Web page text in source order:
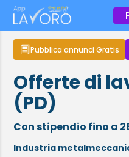
Pubblica annunci Gratis
Offerte di
(PD)
Con stipendio fino a
Industria